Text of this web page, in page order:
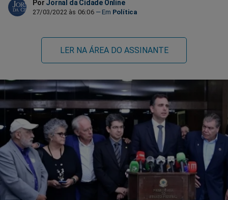
Por Jornal da Cidade Online
27/03/2022 às 06:06 Política
LER NA ÁREA DO ASSINANTE